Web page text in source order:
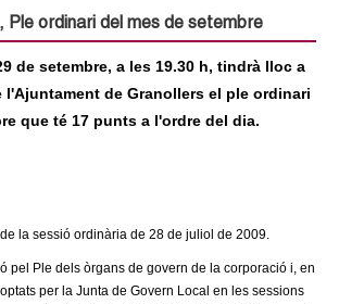
c
a
Ple ordinari del mes de setembre
de setembre, a les 19.30 h, tindrà lloc a
l'Ajuntament de Granollers el ple ordinari
que té 17 punts a l'ordre del dia.
la sessió ordinària de 28 de juliol de 2009.
pel Ple dels òrgans de govern de la corporació i, en
per la Junta de Govern Local en les sessions